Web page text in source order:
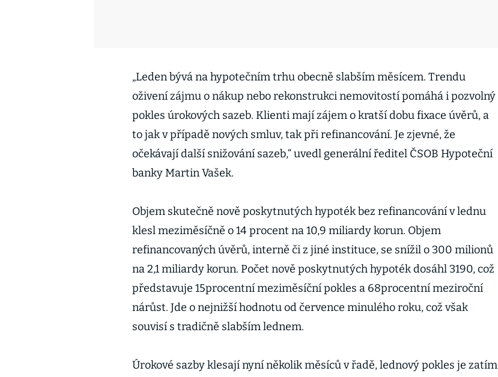
„Leden bývá na hypotečním trhu obecně slabším měsícem. Trendu
oživení zájmu o nákup nebo rekonstrukci nemovitostí pomáhá i pozvolný
pokles úrokových sazeb. Klienti mají zájem o kratší dobu fixace úvěrů, a
to jak v případě nových smluv, tak při refinancování. Je zjevné, že
očekávají další snižování sazeb,“ uvedl generální ředitel ČSOB Hypoteční
banky Martin Vašek.
Objem skutečně nově poskytnutých hypoték bez refinancování v lednu
klesl meziměsíčně o 14 procent na 10,9 miliardy korun. Objem
refinancovaných úvěrů, interně či z jiné instituce, se snížil o 300 milionů
na 2,1 miliardy korun. Počet nově poskytnutých hypoték dosáhl 3190, což
představuje 15procentní meziměsíční pokles a 68procentní meziroční
nárůst. Jde o nejnižší hodnotu od července minulého roku, což však
souvisí s tradičně slabším lednem.
Úrokové sazby klesají nyní několik měsíců v řadě, lednový pokles je zatím